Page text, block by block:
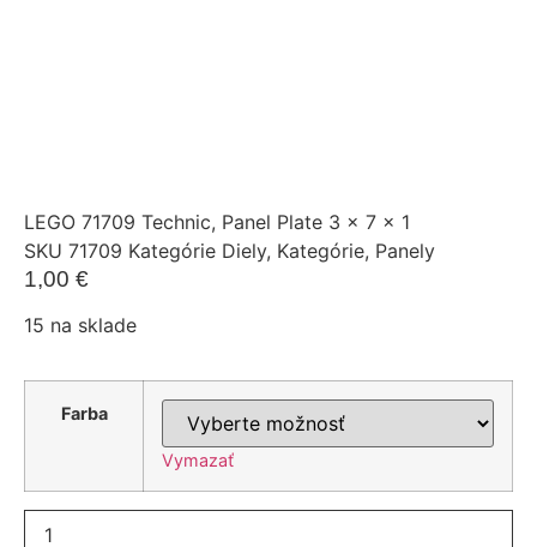
LEGO 71709 Technic, Panel Plate 3 x 7 x 1
SKU 71709 Kategórie Diely, Kategórie, Panely
1,00 €
15 na sklade
Farba
Vymazať